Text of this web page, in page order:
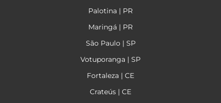
Palotina | PR
Maringá | PR
São Paulo | SP
Votuporanga | SP
Fortaleza | CE
Crateús | CE